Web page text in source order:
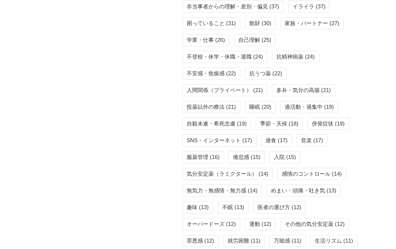
非当事者からの理解・差別・偏見 (37) イライラ (37)
困っていること (31) 散財 (30) 家族・パートナー (27)
学業・仕事 (26) 自己理解 (25)
不登校・休学・休職・退職 (24) 抗精神病薬 (24)
不安感・焦燥感 (22) 抗うつ薬 (22)
人間関係（プライベート） (21) 多弁・気分の高揚 (21)
投薬以外の療法 (21) 睡眠 (20) 過活動・過集中 (19)
自殺未遂・希死念慮 (19) 季節・天候 (18) 併発症状 (18)
SNS・インターネット (17) 過食 (17) 音楽 (17)
服薬管理 (16) 倦怠感 (15) 入院 (15)
気分安定薬（ラミクタール） (14) 感情のコントロール (14)
無気力・無感情・無力感 (14) めまい・頭痛・吐き気 (13)
趣味 (13) 不眠 (13) 医者の選び方 (12)
オーバードーズ (12) 運動 (12) その他の気分安定薬 (12)
罪悪感 (12) 就労困難 (11) 万能感 (11) 生活リズム (11)